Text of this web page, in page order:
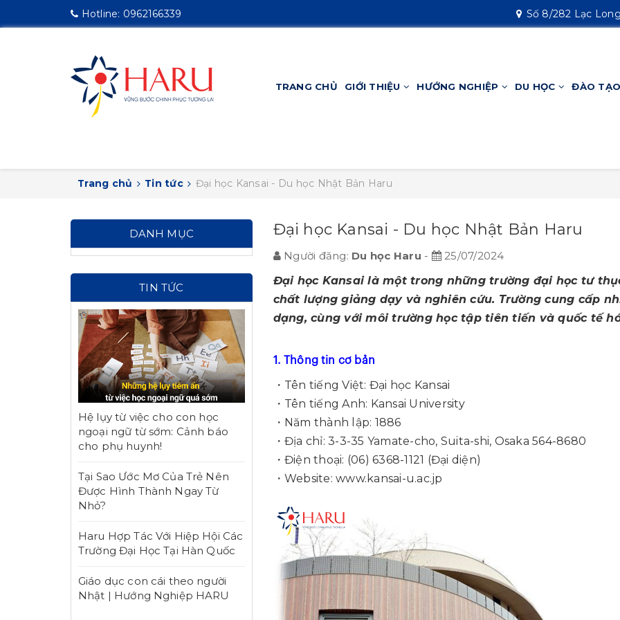
Hotline: 0962166339 Số 8/282 Lạc
TRANG CHỦ GIỚI THIỆU HƯỚNG NGHIỆP DU HỌC ĐÀO
Trang chủ Tin tức Đại học Kansai - Du học Nhật Bản Haru
Đại học Kansai - Du học Nhật Bản Haru
Người đăng: Du học Haru -
25/07/2024
Đại học Kansai là một trong những trường đại học tư
chất lượng giảng dạy và nghiên cứu. Trường cung cấp
dạng, cùng với môi trường học tập tiên tiến và quốc tế
1. Thông tin cơ bản
・Tên tiếng Việt: Đại học Kansai
・Tên tiếng Anh: Kansai University
・Năm thành lập: 1886
・Địa chỉ: 3-3-35 Yamate-cho, Suita-shi, Osaka 564-8680
・Điện thoại: (06) 6368-1121 (Đại diện)
・Website: www.kansai-u.ac.jp
DANH MỤC
TIN TỨC
Hệ lụy từ việc cho con học
ngoại ngữ từ sớm: Cảnh báo
cho phụ huynh!
Tại Sao Ước Mơ Của Trẻ Nên
Được Hình Thành Ngay Từ
Nhỏ?
Haru Hợp Tác Với Hiệp Hội Các
Trường Đại Học Tại Hàn Quốc
Giáo dục con cái theo người
Nhật | Hướng Nghiệp HARU